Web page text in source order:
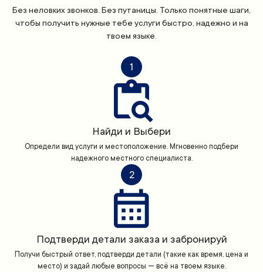
Без неловких звонков. Без путаницы. Только понятные шаги,
чтобы получить нужные тебе услуги быстро, надежно и на
твоем языке.
1
Найди и Выбери
Определи вид услуги и местоположение. Мгновенно подбери
надежного местного специалиста.
2
Подтверди детали заказа и забронируй
Получи быстрый ответ, подтверди детали (такие как время, цена и
место) и задай любые вопросы — всё на твоем языке.